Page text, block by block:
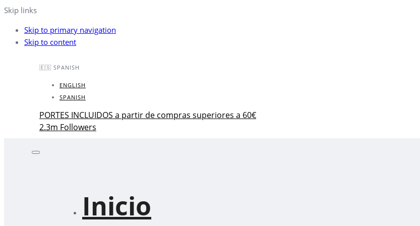
Skip links
Skip to primary navigation
Skip to content
🇪🇸 SPANISH
ENGLISH
SPANISH
PORTES INCLUIDOS a partir de compras superiores a 60€
2.3m Followers
Inicio